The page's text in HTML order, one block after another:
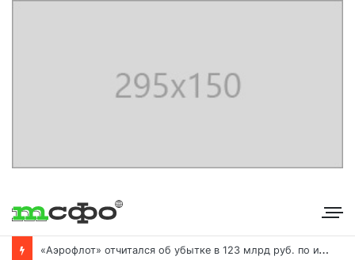
«
Аэрофлот» отчитался об убытке в 123 млрд руб. по итогам года пандемии